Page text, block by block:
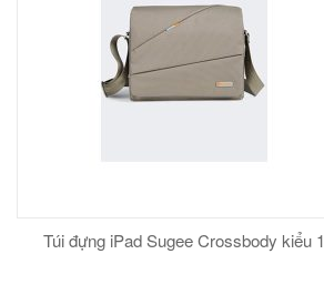
Túi đựng iPad Sugee Crossbody kiểu 1